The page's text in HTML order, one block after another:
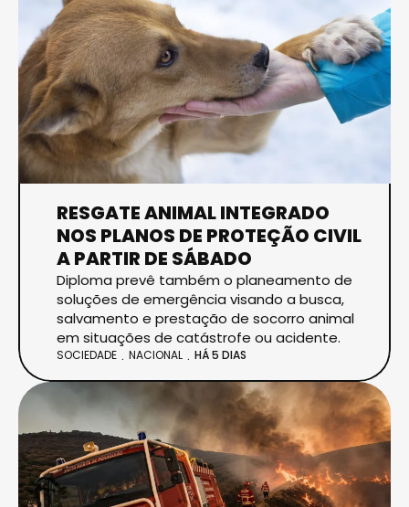
RESGATE ANIMAL INTEGRADO
NOS PLANOS DE PROTEÇÃO CIVIL
A PARTIR DE SÁBADO
Diploma prevê também o planeamento de
soluções de emergência visando a busca,
salvamento e prestação de socorro animal
em situações de catástrofe ou acidente.
SOCIEDADE NACIONAL HÁ 5 DIAS